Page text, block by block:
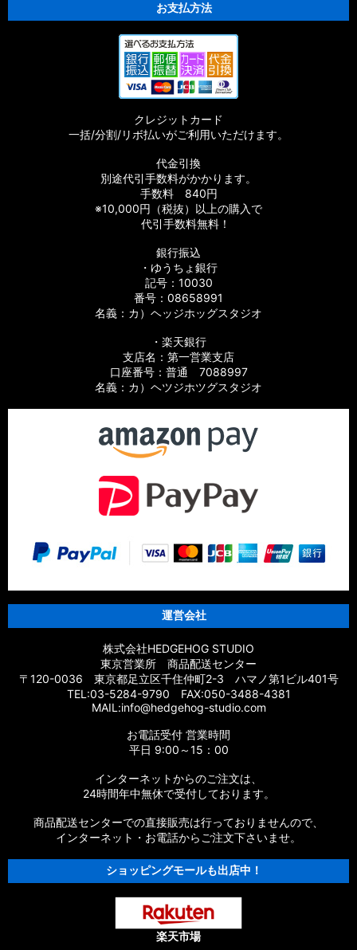
お支払方法
クレジットカード
一括/分割/リボ払いがご利用いただけます。
代金引換
別途代引手数料がかかります。
手数料 840円
※10,000円（税抜）以上の購入で
代引手数料無料！
銀行振込
・ゆうちょ銀行
記号：10030
番号：08658991
名義：カ）ヘッジホッグスタジオ
・楽天銀行
支店名：第一営業支店
口座番号：普通 7088997
名義：カ）ヘツジホツグスタジオ
運営会社
株式会社HEDGEHOG STUDIO
東京営業所 商品配送センター
〒120-0036 東京都足立区千住仲町2-3 ハマノ第1ビル401号
TEL:03-5284-9790 FAX:050-3488-4381
MAIL:info@hedgehog-studio.com
お電話受付 営業時間
平日 9:00～15：00
インターネットからのご注文は、
24時間年中無休で受付しております。
商品配送センターでの直接販売は行っておりませんので、
インターネット・お電話からご注文下さいませ。
ショッピングモールも出店中！
楽天市場